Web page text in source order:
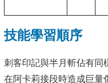
技能學習順序
刺客印記與半月斬佔有同
在阿卡莉接段時造成巨量